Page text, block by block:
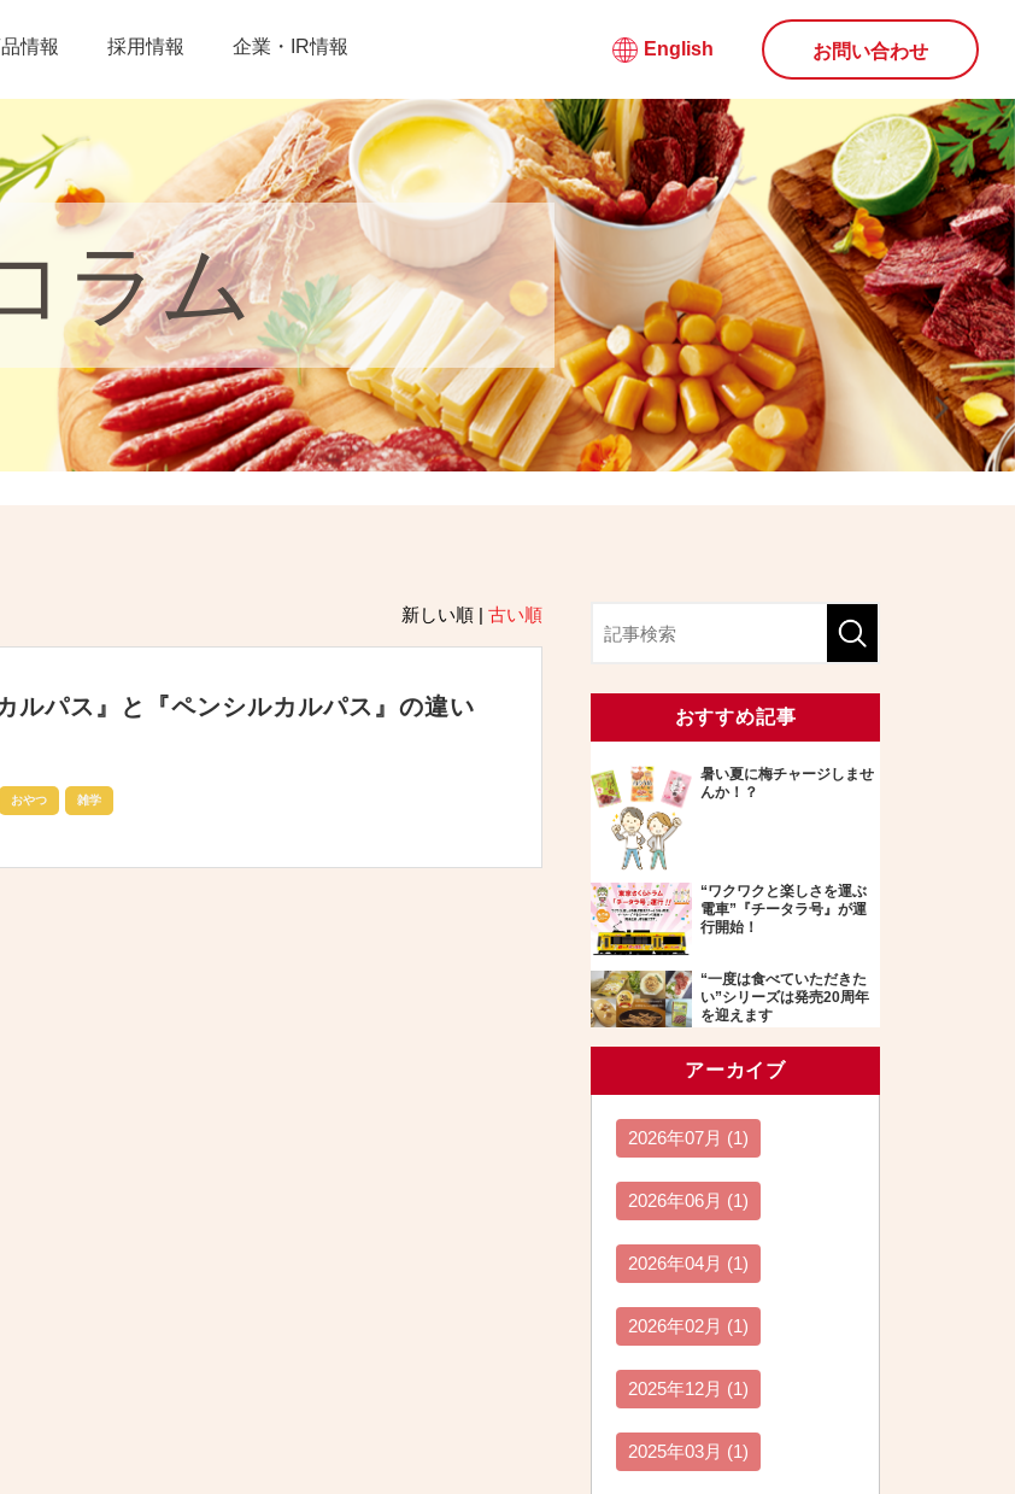
情報 採用情報 企業・IR情報 English お問い合わせ
ラム
新しい順 | 古い順
ルパス』と『ペンシルカルパス』の違い
おやつ 雑学
おすすめ記事
暑い夏に梅チャージしませ
んか！？
“ワクワクと楽しさを運ぶ
電車”『チータラ号』が運
行開始！
“一度は食べていただきた
い”シリーズは発売20周年
を迎えます
アーカイブ
2026年07月 (1)
2026年06月 (1)
2026年04月 (1)
2026年02月 (1)
2025年12月 (1)
2025年03月 (1)